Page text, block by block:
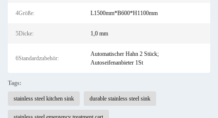
4Größe: L1500mm*B600*H1100mm
5Dicke: 1,0 mm
6Standardzubehör:
Automatischer Hahn 2 Stück;
Autoseifenanbieter 1St
Tags:
stainless steel kitchen sink durable stainless steel sink